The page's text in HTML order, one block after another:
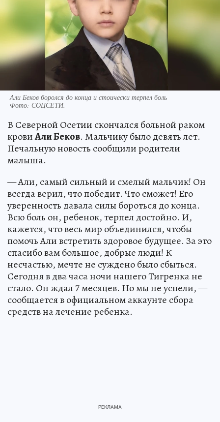
Али Беков боролся до конца и стоически терпел боль
Фото: СОЦСЕТИ.
В Северной Осетии скончался больной раком
кровиАли Беков. Мальчику было девять лет.
Печальную новость сообщили родители
малыша.
— Али, самый сильный и смелый мальчик! Он
всегда верил, что победит. Что сможет! Его
уверенность давала силы бороться до конца.
Всю боль он, ребенок, терпел достойно. И,
кажется, что весь мир объединился, чтобы
помочь Али встретить здоровое будущее. За это
спасибо вам большое, добрые люди! К
несчастью, мечте не суждено было сбыться.
Сегодня в два часа ночи нашего Тигренка не
стало. Он ждал 7 месяцев. Но мы не успели, —
сообщается в официальном аккаунте сбора
средств на лечение ребенка.